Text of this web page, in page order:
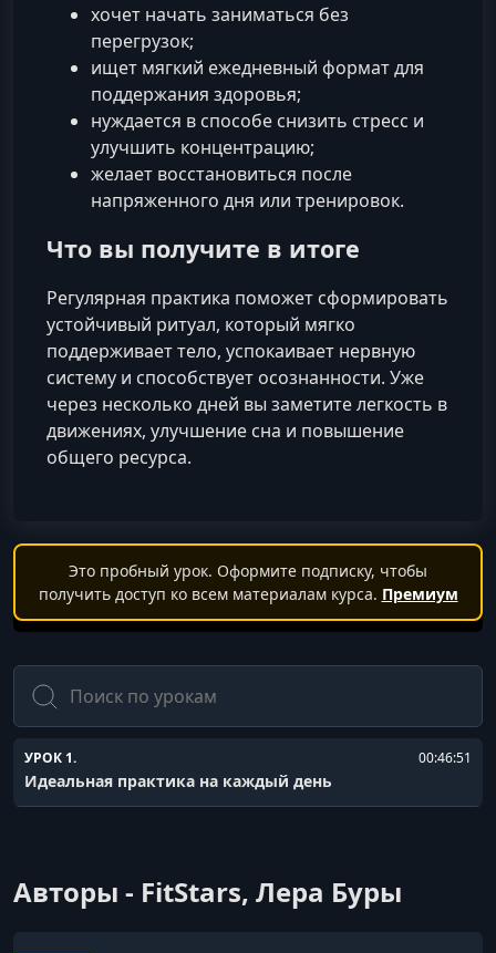
хочет начать заниматься без
перегрузок;
ищет мягкий ежедневный формат для
поддержания здоровья;
нуждается в способе снизить стресс и
улучшить концентрацию;
желает восстановиться после
напряженного дня или тренировок.
Что вы получите в итоге
Регулярная практика поможет сформировать
устойчивый ритуал, который мягко
поддерживает тело, успокаивает нервную
систему и способствует осознанности. Уже
через несколько дней вы заметите легкость в
движениях, улучшение сна и повышение
общего ресурса.
Это пробный урок. Оформите подписку, чтобы
получить доступ ко всем материалам курса. Премиум
Поиск
УРОК 1. 00:46:51
Идеальная практика на каждый день
Авторы - FitStars, Лера Буры